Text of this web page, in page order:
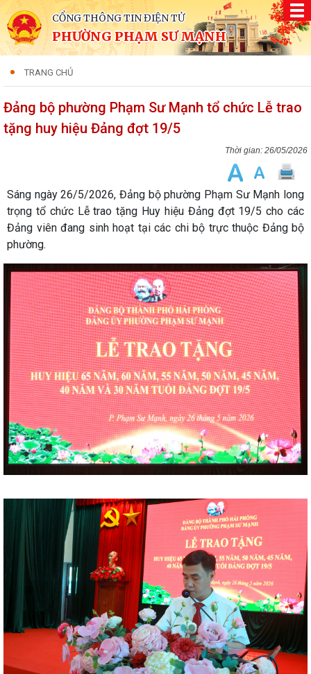
CỔNG THÔNG TIN ĐIỆN TỬ
PHƯỜNG PHẠM SƯ MẠNH
TRANG CHỦ
Đảng bộ phường Phạm Sư Mạnh tổ chức Lễ trao
tặng huy hiệu Đảng đợt 19/5
26/05/2026
Sáng ngày 26/5/2026, Đảng bộ phường Phạm Sư Mạnh long
trọng tổ chức Lễ trao tặng Huy hiệu Đảng đợt 19/5 cho các
Đảng viên đang sinh hoạt tại các chi bộ trực thuộc Đảng bộ
phường.